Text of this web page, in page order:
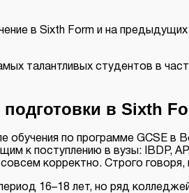
в Sixth Form и на
талантливых студентов в
в Sixth
обучения по программе GCSE в
к поступлению в вузы: IBDP,
корректно. Строго
16–18 лет, но ряд